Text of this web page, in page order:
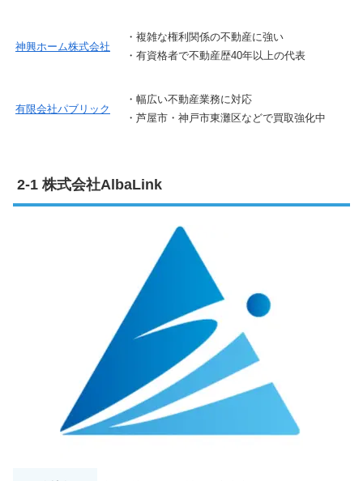
神興ホーム株式会社
・複雑な権利関係の不動産に強い
・有資格者で不動産歴40年以上の代表
有限会社パブリック
・幅広い不動産業務に対応
・芦屋市・神戸市東灘区などで買取強化中
株式会社AlbaLink